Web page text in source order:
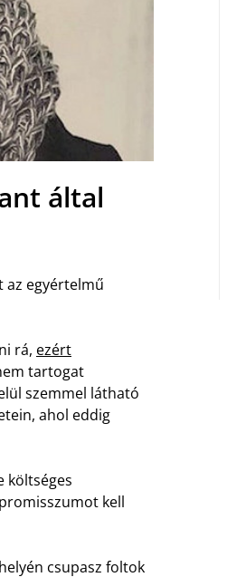
által
az egyértelmű
rá, ezért
tartogat
szemmel látható
ahol eddig
költséges
kell
csupasz foltok